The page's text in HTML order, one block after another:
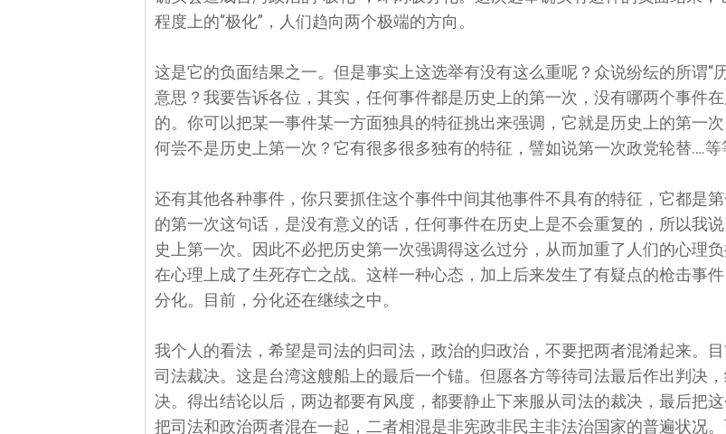
程度上的“极化”，人们趋向两个极端的方向。
这是它的负面结果之一。但是事实上这选举有没有这么重呢？众说纷纭的所谓“
意思？我要告诉各位，其实，任何事件都是历史上的第一次，没有哪两个事件
的。你可以把某一事件某一方面独具的特征挑出来强调，它就是历史上的第一
何尝不是历史上第一次？它有很多很多独有的特征，譬如说第一次政党轮替….等
还有其他各种事件，你只要抓住这个事件中间其他事件不具有的特征，它都是
的第一次这句话，是没有意义的话，任何事件在历史上是不会重复的，所以我
史上第一次。因此不必把历史第一次强调得这么过分，从而加重了人们的心理
在心理上成了生死存亡之战。这样一种心态，加上后来发生了有疑点的枪击事
分化。目前，分化还在继续之中。
我个人的看法，希望是司法的归司法，政治的归政治，不要把两者混淆起来。
司法裁决。这是台湾这艘船上的最后一个锚。但愿各方等待司法最后作出判决
决。得出结论以后，两边都要有风度，都要静止下来服从司法的裁决，最后把
把司法和政治两者混在一起，二者相混是非宪政非民主非法治国家的普遍状况